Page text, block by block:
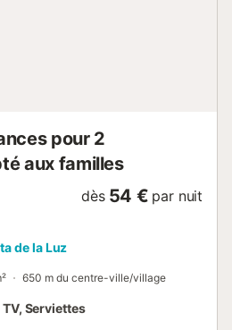
pour 2
aux familles
dès 54 € par nuit
de la Luz
650 m du centre-ville/village
Serviettes